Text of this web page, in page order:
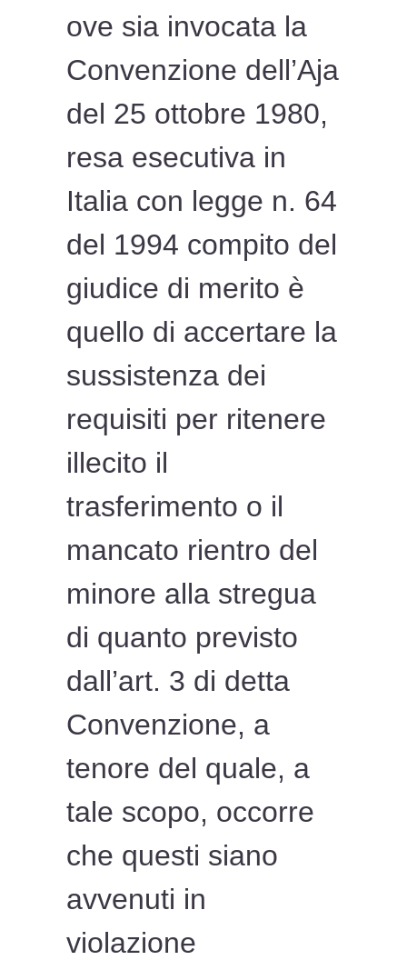
ove sia invocata la
Convenzione dell’Aja
del 25 ottobre 1980,
resa esecutiva in
Italia con legge n. 64
del 1994 compito del
giudice di merito è
quello di accertare la
sussistenza dei
requisiti per ritenere
illecito il
trasferimento o il
mancato rientro del
minore alla stregua
di quanto previsto
dall’art. 3 di detta
Convenzione, a
tenore del quale, a
tale scopo, occorre
che questi siano
avvenuti in
violazione